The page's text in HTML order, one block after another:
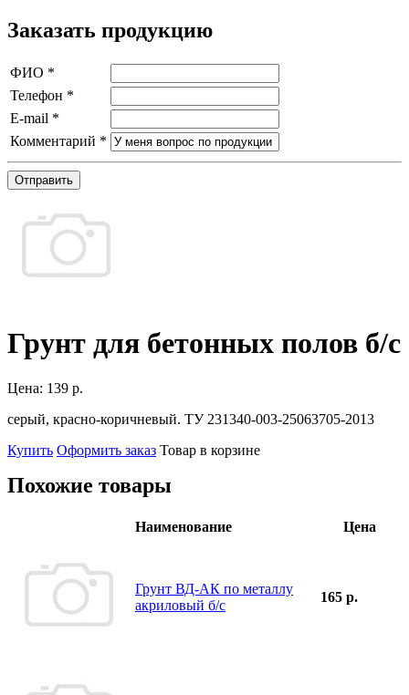
Заказать продукцию
ФИО *
Телефон *
E-mail *
Комментарий *
Отправить
Грунт для бетонных полов б/с
Цена: 139 р.
серый, красно-коричневый. ТУ 231340-003-25063705-2013
Купить Оформить заказ Товар в корзине
Похожие товары
Наименование Цена
Грунт ВД-АК по металлу
акриловый б/с
165 р.